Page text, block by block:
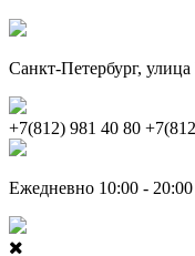
Санкт-Петербург,
+7(812) 981 40 80
Ежедневно 10:00 - 20:00